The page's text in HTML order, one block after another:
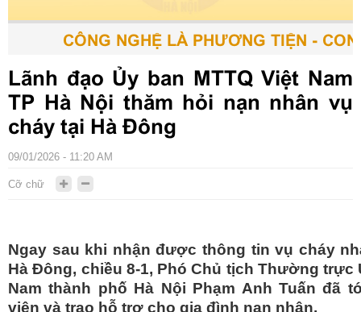
CÔNG NGHỆ LÀ PHƯƠNG TIỆN -
Lãnh đạo Ủy ban MTTQ Việt Nam
TP Hà Nội thăm hỏi nạn nhân vụ
cháy tại Hà Đông
09/01/2026 - 11:20 AM
Cỡ chữ
Ngay sau khi nhận được thông tin vụ cháy
Hà Đông, chiều 8-1, Phó Chủ tịch Thường trực
Nam thành phố Hà Nội Phạm Anh Tuấn đã
viên và trao hỗ trợ cho gia đình nạn nhân.